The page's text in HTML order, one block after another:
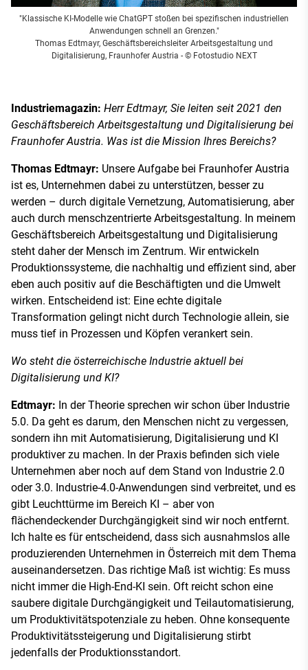
"Klassische KI-Modelle wie ChatGPT stoßen bei spezifischen industriellen
Anwendungen schnell an Grenzen."
Thomas Edtmayr, Geschäftsbereichsleiter Arbeitsgestaltung und
Digitalisierung, Fraunhofer Austria - © Fotostudio NEXT
Industriemagazin: Herr Edtmayr, Sie leiten seit 2021 den
Geschäftsbereich Arbeitsgestaltung und Digitalisierung bei
Fraunhofer Austria. Was ist die Mission Ihres Bereichs?
Thomas Edtmayr: Unsere Aufgabe bei Fraunhofer Austria
ist es, Unternehmen dabei zu unterstützen, besser zu
werden – durch digitale Vernetzung, Automatisierung, aber
auch durch menschzentrierte Arbeitsgestaltung. In meinem
Geschäftsbereich Arbeitsgestaltung und Digitalisierung
steht daher der Mensch im Zentrum. Wir entwickeln
Produktionssysteme, die nachhaltig und effizient sind, aber
eben auch positiv auf die Beschäftigten und die Umwelt
wirken. Entscheidend ist: Eine echte digitale
Transformation gelingt nicht durch Technologie allein, sie
muss tief in Prozessen und Köpfen verankert sein.
Wo steht die österreichische Industrie aktuell bei
Digitalisierung und KI?
Edtmayr: In der Theorie sprechen wir schon über Industrie
5.0. Da geht es darum, den Menschen nicht zu vergessen,
sondern ihn mit Automatisierung, Digitalisierung und KI
produktiver zu machen. In der Praxis befinden sich viele
Unternehmen aber noch auf dem Stand von Industrie 2.0
oder 3.0. Industrie-4.0-Anwendungen sind verbreitet, und es
gibt Leuchttürme im Bereich KI – aber von
flächendeckender Durchgängigkeit sind wir noch entfernt.
Ich halte es für entscheidend, dass sich ausnahmslos alle
produzierenden Unternehmen in Österreich mit dem Thema
auseinandersetzen. Das richtige Maß ist wichtig: Es muss
nicht immer die High-End-KI sein. Oft reicht schon eine
saubere digitale Durchgängigkeit und Teilautomatisierung,
um Produktivitätspotenziale zu heben. Ohne konsequente
Produktivitätssteigerung und Digitalisierung stirbt
jedenfalls der Produktionsstandort.